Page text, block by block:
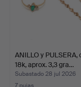
ANILLO y PULSERA,
18k, aprox. 3,3 gra…
Subastado 28 jul 2026